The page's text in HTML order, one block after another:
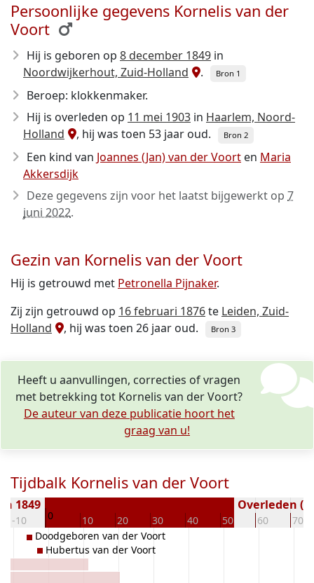
Persoonlijke gegevens Kornelis van der
Voort
Hij is geboren op 8 december 1849 in
Noordwijkerhout, Zuid-Holland
. Bron 1
Beroep: klokkenmaker.
Hij is overleden op 11 mei 1903 in Haarlem, Noord-
Holland
, hij was toen 53 jaar oud. Bron 2
Een kind van Joannes (Jan) van der Voort en Maria
Akkersdijk
Deze gegevens zijn voor het laatst bijgewerkt op 7
juni 2022.
Gezin van Kornelis van der Voort
Hij is getrouwd met Petronella Pijnaker.
Zij zijn getrouwd op 16 februari 1876te Leiden, Zuid-
Holland
, hij was toen 26 jaar oud. Bron 3
Heeft u aanvullingen, correcties of vragen
met betrekking tot Kornelis van der Voort?
De auteur van deze publicatie hoort het
graag van u!
Tijdbalk Kornelis van der Voort
-10 0 10 20 30 40 50 60 70
1849 Overleden (
Doodgeboren van der Voort
Hubertus van der Voort